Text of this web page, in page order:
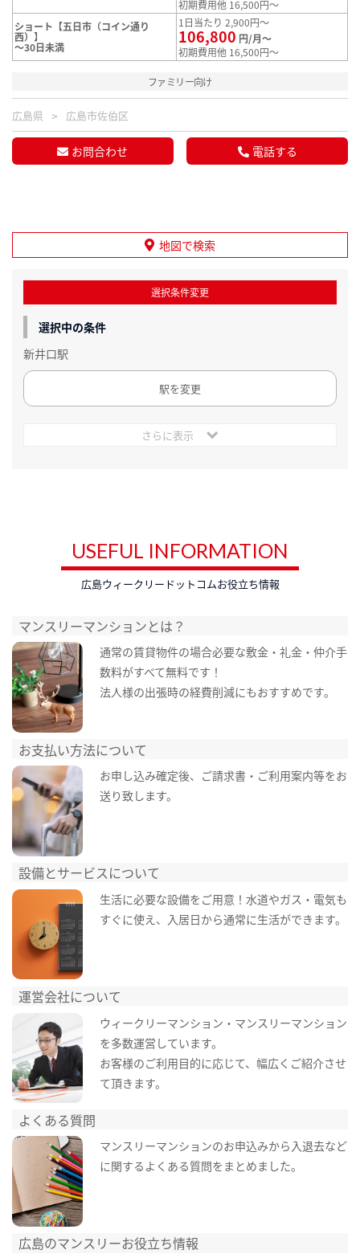
初期費用他 16,500円～
ショート【五日市（コイン通り
西）】
～30日未満
1日当たり 2,900円～
106,800 円/月～
初期費用他 16,500円～
ファミリー向け
広島県 広島市佐伯区
お問合わせ 電話する
地図で検索
選択条件変更
選択中の条件
新井口駅
駅を変更
さらに表示
USEFUL INFORMATION
広島ウィークリードットコムお役立ち情報
マンスリーマンションとは？
通常の賃貸物件の場合必要な敷金・礼金・仲介手
数料がすべて無料です！
法人様の出張時の経費削減にもおすすめです。
お支払い方法について
お申し込み確定後、ご請求書・ご利用案内等をお
送り致します。
設備とサービスについて
生活に必要な設備をご用意！水道やガス・電気も
すぐに使え、入居日から通常に生活ができます。
運営会社について
ウィークリーマンション・マンスリーマンション
を多数運営しています。
お客様のご利用目的に応じて、幅広くご紹介させ
て頂きます。
よくある質問
マンスリーマンションのお申込みから入退去など
に関するよくある質問をまとめました。
広島のマンスリーお役立ち情報